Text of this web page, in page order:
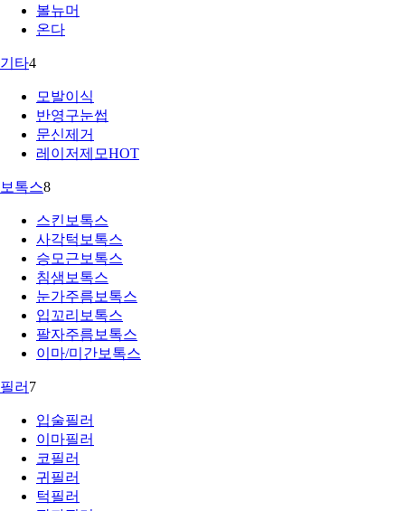
볼뉴머
온다
기타4
모발이식
반영구눈썹
문신제거
레이저제모HOT
보톡스8
스킨보톡스
사각턱보톡스
승모근보톡스
침샘보톡스
눈가주름보톡스
입꼬리보톡스
팔자주름보톡스
이마/미간보톡스
필러 7
입술필러
이마필러
코필러
귀필러
턱필러